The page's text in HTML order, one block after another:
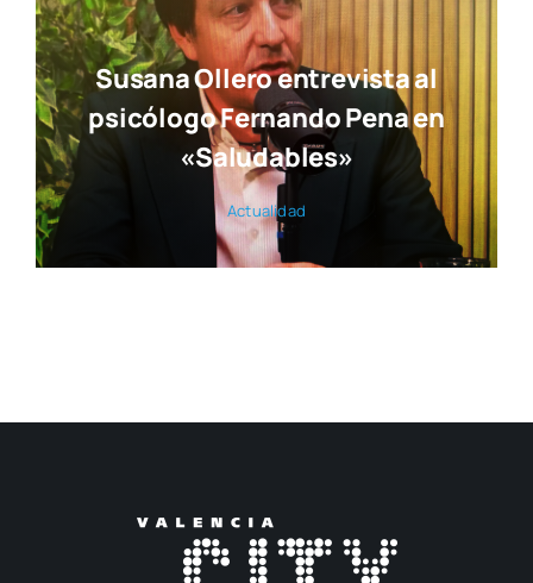
Susana Ollero entrevista al
psicólogo Fernando Pena en
«Saludables»
Actua­li­dad